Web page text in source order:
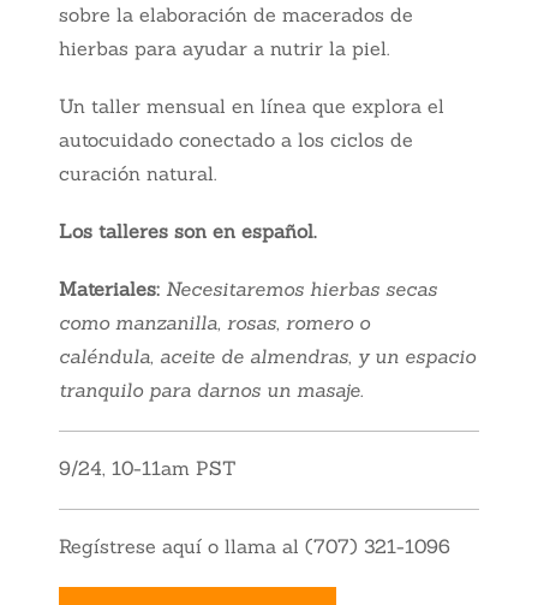
sobre la elaboración de macerados de
hierbas para ayudar a nutrir la piel.
Un taller mensual en línea que explora el
autocuidado conectado a los ciclos de
curación natural.
Los talleres son en español.
Materiales: Necesitaremos hierbas secas
como manzanilla, rosas, romero o
caléndula, aceite de almendras, y un espacio
tranquilo para darnos un masaje.
9/24, 10-11am PST
Regístrese aquí o llama al (707) 321-1096